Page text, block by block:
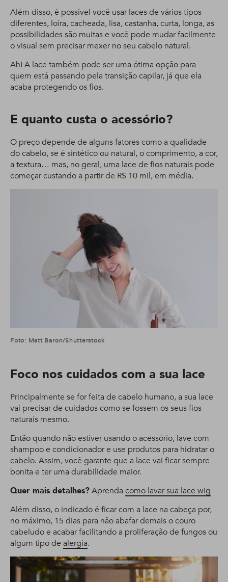
Além disso, é possível você usar laces de vários tipos
diferentes, loira, cacheada, lisa, castanha, curta, longa, as
possibilidades são muitas e você pode mudar facilmente
o visual sem precisar mexer no seu cabelo natural.
Ah! A lace também pode ser uma ótima opção para
quem está passando pela transição capilar, já que ela
acaba protegendo os fios.
E quanto custa o acessório?
O preço depende de alguns fatores como a qualidade
do cabelo, se é sintético ou natural, o comprimento, a cor,
a textura… mas, no geral, uma lace de fios naturais pode
começar custando a partir de R$ 10 mil, em média.
Foto: Matt Baron/Shutterstock
Foco nos cuidados com a sua lace
Principalmente se for feita de cabelo humano, a sua lace
vai precisar de cuidados como se fossem os seus fios
naturais mesmo.
Então quando não estiver usando o acessório, lave com
shampoo e condicionador e use produtos para hidratar o
cabelo. Assim, você garante que a lace vai ficar sempre
bonita e ter uma durabilidade maior.
Quer mais detalhes?Aprenda como lavar sua lace wig
Além disso, o indicado é ficar com a lace na cabeça por,
no máximo, 15 dias para não abafar demais o couro
cabeludo e acabar facilitando a proliferação de fungos ou
algum tipo de alergia.